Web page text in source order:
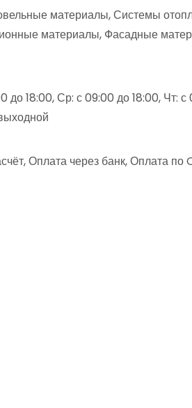
материалы, Системы
материалы, Фасадные
18:00, Ср: с 09:00 до 18:00, Чт: с
Оплата через банк, Оплата по